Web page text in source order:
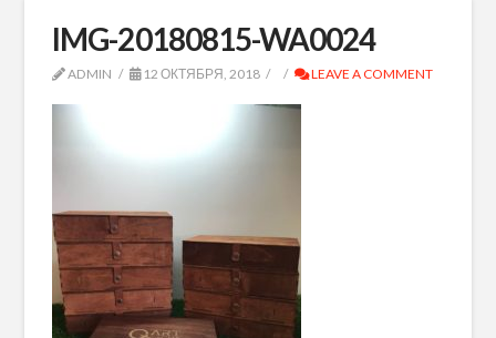
IMG-20180815-WA0024
ADMIN 12 ОКТЯБРЯ, 2018 LEAVE A COMMENT